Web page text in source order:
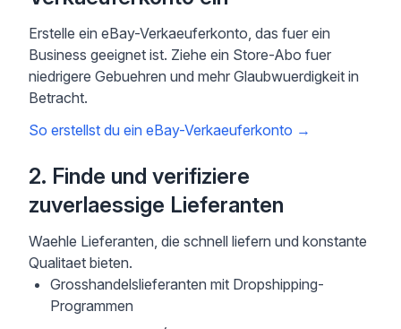
Erstelle ein eBay-Verkaeuferkonto, das fuer ein
Business geeignet ist. Ziehe ein Store-Abo fuer
niedrigere Gebuehren und mehr Glaubwuerdigkeit in
Betracht.
So erstellst du ein eBay-Verkaeuferkonto →
2. Finde und verifiziere
zuverlaessige Lieferanten
Waehle Lieferanten, die schnell liefern und konstante
Qualitaet bieten.
Grosshandelslieferanten mit Dropshipping-
Programmen